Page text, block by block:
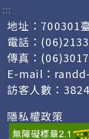
:::
地址：700301
電話：
傳真：
E-mail：
訪客人數：
隱私權政策